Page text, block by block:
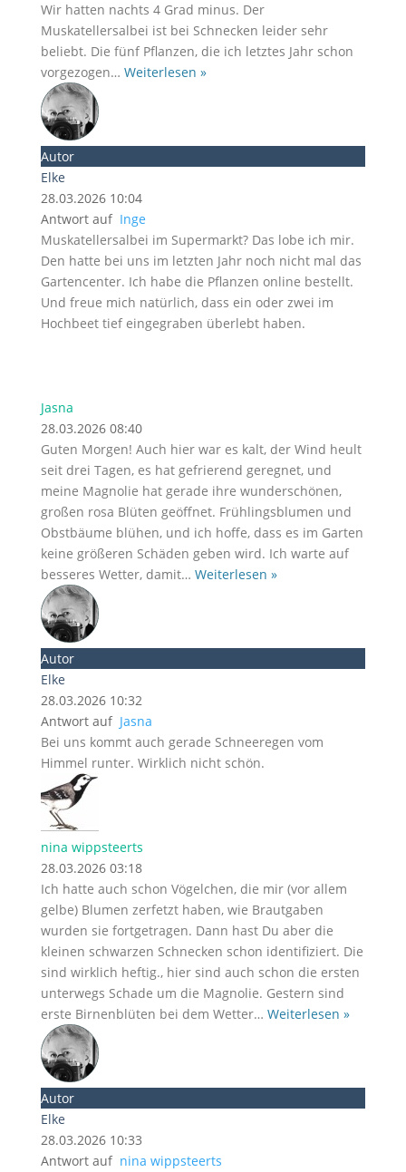
Wir hatten nachts 4 Grad minus. Der
Muskatellersalbei ist bei Schnecken leider sehr
beliebt. Die fünf Pflanzen, die ich letztes Jahr schon
vorgezogen… Weiterlesen »
Autor
Elke
28.03.2026 10:04
Antwort auf Inge
Muskatellersalbei im Supermarkt? Das lobe ich mir.
Den hatte bei uns im letzten Jahr noch nicht mal das
Gartencenter. Ich habe die Pflanzen online bestellt.
Und freue mich natürlich, dass ein oder zwei im
Hochbeet tief eingegraben überlebt haben.
Jasna
28.03.2026 08:40
Guten Morgen! Auch hier war es kalt, der Wind heult
seit drei Tagen, es hat gefrierend geregnet, und
meine Magnolie hat gerade ihre wunderschönen,
großen rosa Blüten geöffnet. Frühlingsblumen und
Obstbäume blühen, und ich hoffe, dass es im Garten
keine größeren Schäden geben wird. Ich warte auf
besseres Wetter, damit… Weiterlesen »
Autor
Elke
28.03.2026 10:32
Antwort auf Jasna
Bei uns kommt auch gerade Schneeregen vom
Himmel runter. Wirklich nicht schön.
nina wippsteerts
28.03.2026 03:18
Ich hatte auch schon Vögelchen, die mir (vor allem
gelbe) Blumen zerfetzt haben, wie Brautgaben
wurden sie fortgetragen. Dann hast Du aber die
kleinen schwarzen Schnecken schon identifiziert. Die
sind wirklich heftig., hier sind auch schon die ersten
unterwegs Schade um die Magnolie. Gestern sind
erste Birnenblüten bei dem Wetter… Weiterlesen »
Autor
Elke
28.03.2026 10:33
Antwort auf nina wippsteerts